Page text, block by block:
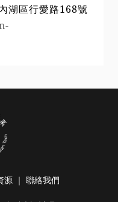
湖區行愛路168號
源 ｜ 聯絡我們